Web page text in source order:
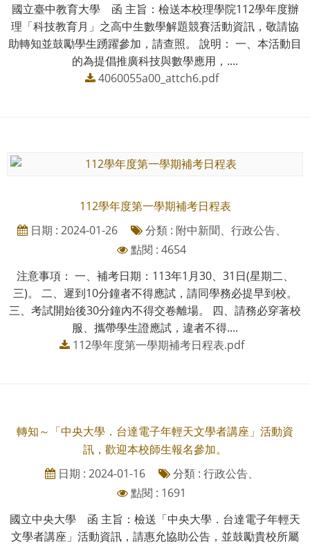
國立臺中教育大學 函 主旨：檢送本校理學院112學年度辦
理「科技教育月」之高中生數學解題競賽活動資訊，敬請協
助轉知並鼓勵學生踴躍參加，請查照。 說明： 一、本活動目
的為提倡推廣科技與數學應用，....
4060055a00_attch6.pdf
112學年度第一學期補考日程表
日期 : 2024-01-26
分類 : 附中新聞、行政公告、
點閱 : 4654
注意事項： 一、補考日期：113年1月30、31日(星期二、
三)。 二、遲到10分鐘者不得應試，請同學務必提早到校。
三、考試開始後30分鐘內不得交卷離場。 四、請務必穿著校
服、攜帶學生證應試，違者不得....
112學年度第一學期補考日程表.pdf
轉知～「中央大學．台達電子年輕天文學者講座」活動資
訊，歡迎本校師生報名參加。
日期 : 2024-01-16
分類 : 行政公告、
點閱 : 1691
國立中央大學 函 主旨：檢送「中央大學．台達電子年輕天
文學者講座」活動資訊，請惠允協助公告，並鼓勵貴校所屬